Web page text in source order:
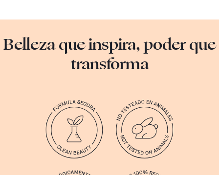
Belleza que inspira, poder que
transforma